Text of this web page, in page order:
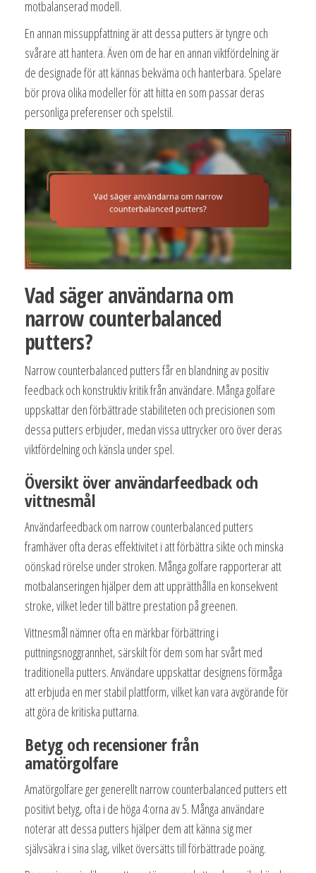
motbalanserad modell.
En annan missuppfattning är att dessa putters är tyngre och
svårare att hantera. Även om de har en annan viktfördelning är
de designade för att kännas bekväma och hanterbara. Spelare
bör prova olika modeller för att hitta en som passar deras
personliga preferenser och spelstil.
Vad säger användarna om
narrow counterbalanced
putters?
Narrow counterbalanced putters får en blandning av positiv
feedback och konstruktiv kritik från användare. Många golfare
uppskattar den förbättrade stabiliteten och precisionen som
dessa putters erbjuder, medan vissa uttrycker oro över deras
viktfördelning och känsla under spel.
Översikt över användarfeedback och
vittnesmål
Användarfeedback om narrow counterbalanced putters
framhäver ofta deras effektivitet i att förbättra sikte och minska
oönskad rörelse under stroken. Många golfare rapporterar att
motbalanseringen hjälper dem att upprätthålla en konsekvent
stroke, vilket leder till bättre prestation på greenen.
Vittnesmål nämner ofta en märkbar förbättring i
puttningsnoggrannhet, särskilt för dem som har svårt med
traditionella putters. Användare uppskattar designens förmåga
att erbjuda en mer stabil plattform, vilket kan vara avgörande för
att göra de kritiska puttarna.
Betyg och recensioner från
amatörgolfare
Amatörgolfare ger generellt narrow counterbalanced putters ett
positivt betyg, ofta i de höga 4:orna av 5. Många användare
noterar att dessa putters hjälper dem att känna sig mer
självsäkra i sina slag, vilket översätts till förbättrade poäng.